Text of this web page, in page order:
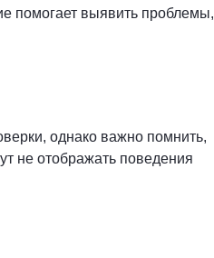
помогает выявить проблемы,
однако важно помнить,
не отображать поведения